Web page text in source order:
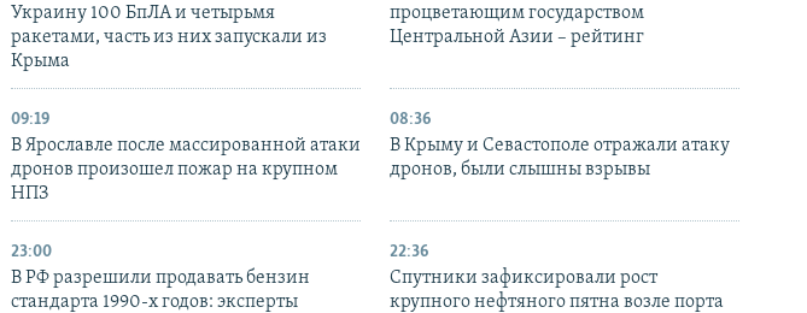
Украину 100 БпЛА и четырьмя
ракетами, часть из них запускали из
Крыма
процветающим государством
Центральной Азии – рейтинг
09:19
В Ярославле после массированной атаки
дронов произошел пожар на крупном
НПЗ
08:36
В Крыму и Севастополе отражали атаку
дронов, были слышны взрывы
23:00
В РФ разрешили продавать бензин
стандарта 1990-х годов: эксперты
22:36
Спутники зафиксировали рост
крупного нефтяного пятна возле порта